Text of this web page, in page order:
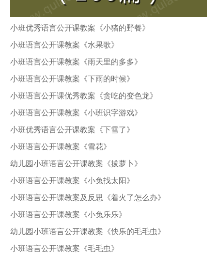
小班优秀语言公开课教案《小猪的野餐》
小班语言公开课教案《水果歌》
小班语言公开课教案《雨天里的多多》
小班语言公开课教案《下雨的时候》
小班语言公开课优秀教案《贪吃的变色龙》
小班语言公开课教案《小班识字游戏》
小班优秀语言公开课教案《下雪了》
小班语言公开课教案《雪花》
幼儿园小班语言公开课教案《拔萝卜》
小班语言公开课教案《小兔找太阳》
小班语言公开课教案及反思《着火了怎么办》
小班语言公开课教案《小兔乐乐》
幼儿园小班语言公开课教案《快乐的毛毛虫》
小班语言公开课教案《毛毛虫》